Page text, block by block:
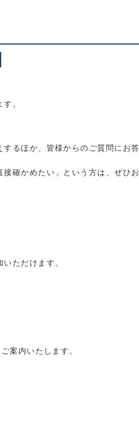
。
るほか、皆様からのご質問にお
確かめたい」という方は、ぜひ
ただけます。
案内いたします。